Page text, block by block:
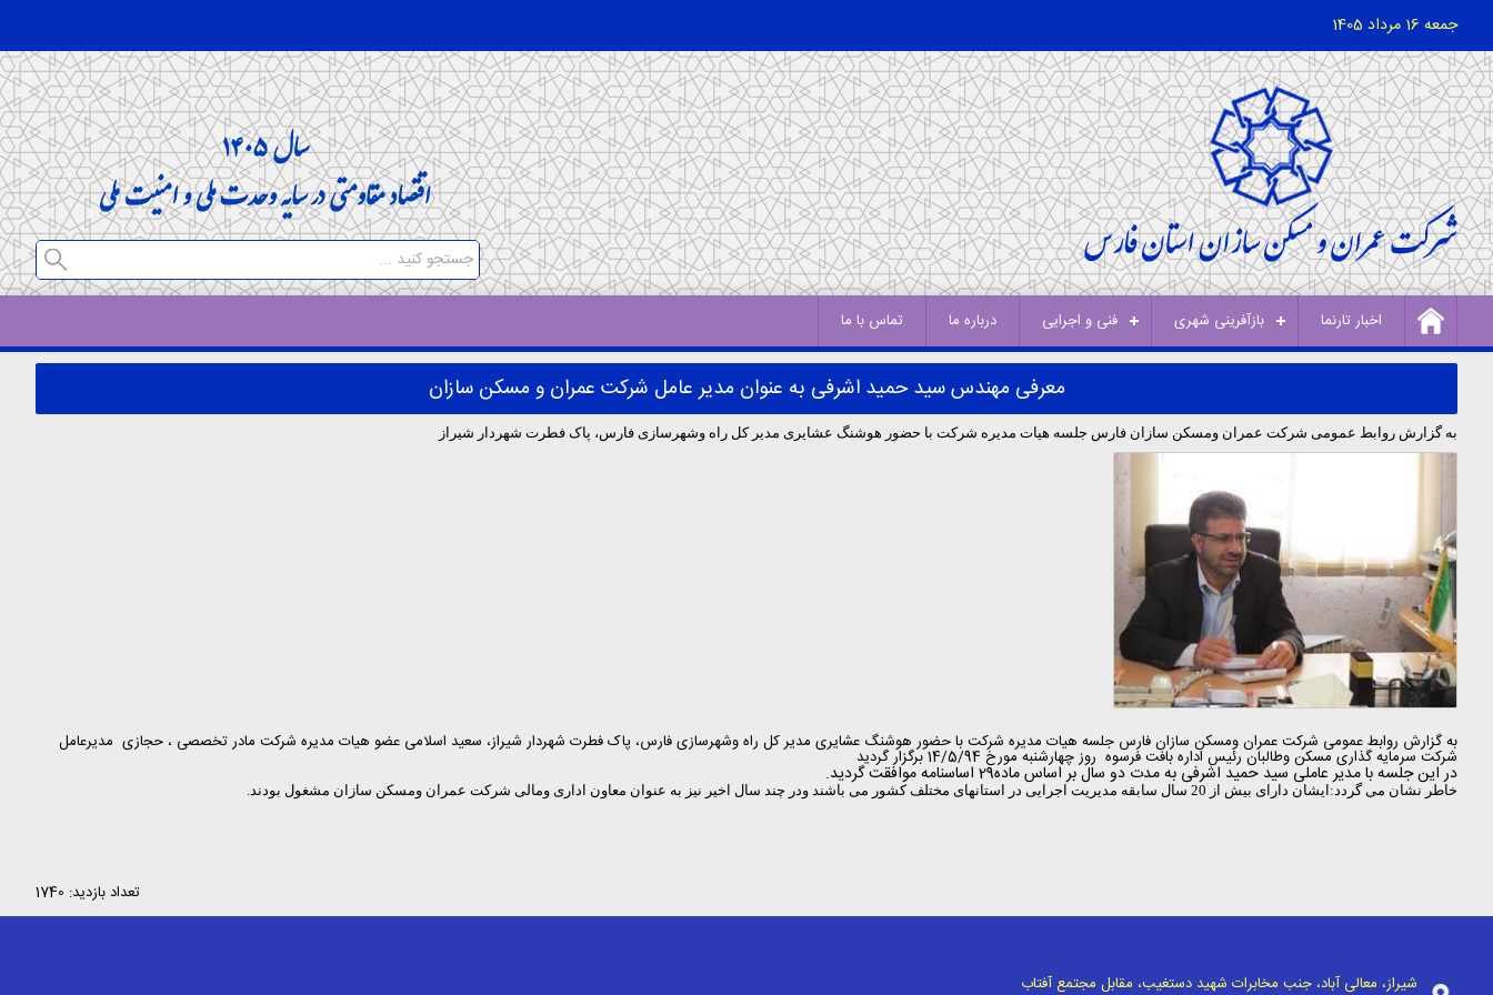
جمعه 16 مرداد 1405
اخبار تارنما بازآفرینی شهری فنی و اجرایی درباره ما تماس با ما
معرفی مهندس سید حمید اشرفی به عنوان مدیر عامل شرکت عمران و مسکن سازان
به گزارش روابط عمومی شرکت عمران ومسکن سازان فارس جلسه هیات مدیره شرکت با حضور هوشنگ عشایری مدیر کل راه وشهرسازی فارس، پاک فطرت شهردار شیراز
به گزارش روابط عمومی شرکت عمران ومسکن سازان فارس جلسه هیات مدیره شرکت با حضور هوشنگ عشایری مدیر کل راه وشهرسازی فارس، پاک فطرت شهردار شیراز، سعید اسلامی عضو هیات مدیره شرکت مادر تخصصی ، حجازی مدیرعامل
شرکت سرمایه گذاری مسکن وطالبان رئیس اداره بافت فرسوه روز چهارشنبه مورخ 14/5/94 برگزار گردید
در این جلسه با مدیر عاملی سید حمید اشرفی به مدت دو سال بر اساس ماده29 اساسنامه موافقت گردید.
خاطر نشان می گردد:ایشان دارای بیش از 20 سال سابقه مدیریت اجرایی در استانهای مختلف کشور می باشند ودر چند سال اخیر نیز به عنوان معاون اداری ومالی شرکت عمران ومسکن سازان مشغول بودند.
تعداد بازدید: 1740
شیراز، معالی آباد، جنب مخابرات شهید دستغیب، مقابل مجتمع آفتاب